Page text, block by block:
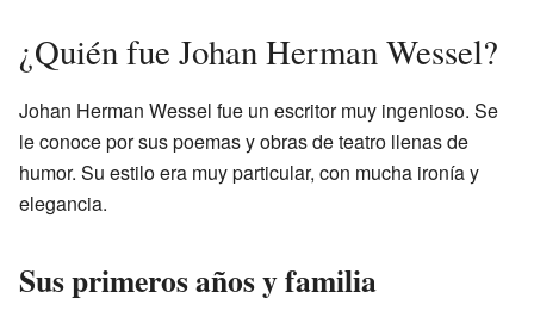
¿Quién fue Johan Herman Wessel?
Johan Herman Wessel fue un escritor muy ingenioso. Se
le conoce por sus poemas y obras de teatro llenas de
humor. Su estilo era muy particular, con mucha ironía y
elegancia.
Sus primeros años y familia